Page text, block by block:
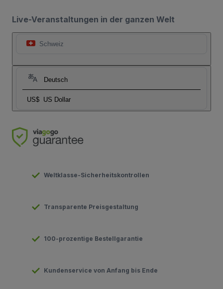
Live-Veranstaltungen in der ganzen Welt
Schweiz
Deutsch
US$ US Dollar
Weltklasse-Sicherheitskontrollen
Transparente Preisgestaltung
100-prozentige Bestellgarantie
Kundenservice von Anfang bis Ende